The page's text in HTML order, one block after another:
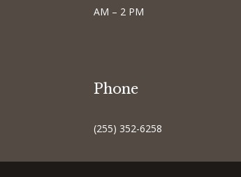
AM – 2 PM
Phone
(255) 352-6258